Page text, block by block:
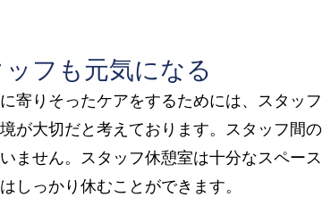
フも元気になる
寄りそったケアをするためには、スタッ
が大切だと考えております。スタッフ間
ません。スタッフ休憩室は十分なスペー
しっかり休むことができます。